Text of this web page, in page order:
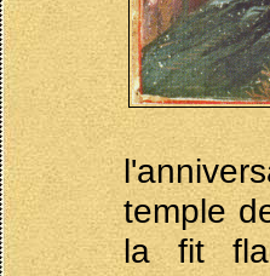
temple
la fit